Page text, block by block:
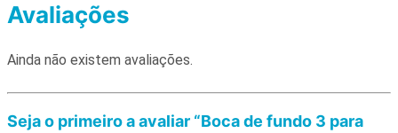
Avaliações
Ainda não existem avaliações.
Seja o primeiro a avaliar “Boca de fundo 3 para